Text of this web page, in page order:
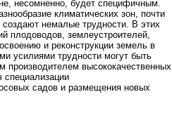
несомненно, будет специфичным.
климатических зон, почти
немалые трудности. В этих
плодоводов, землеустроителей,
и реконструкции земель в
усилиями трудности могут быть
высококачественных
садов и размещения новых